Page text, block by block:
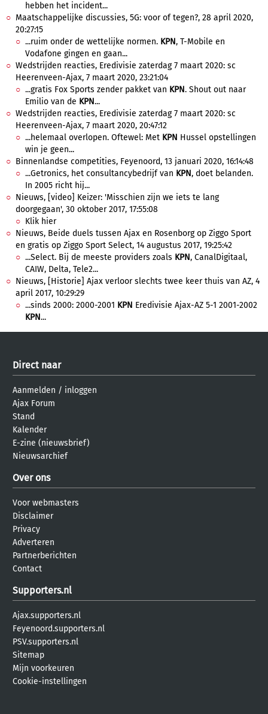
hebben het incident...
Maatschappelijke discussies, 5G: voor of tegen?, 28 april 2020,
20:27:15
...ruim onder de wettelijke normen. KPN, T-Mobile en
Vodafone gingen en gaan...
Wedstrijden reacties, Eredivisie zaterdag 7 maart 2020: sc
Heerenveen-Ajax, 7 maart 2020, 23:21:04
...gratis Fox Sports zender pakket van KPN. Shout out naar
Emilio van de KPN...
Wedstrijden reacties, Eredivisie zaterdag 7 maart 2020: sc
Heerenveen-Ajax, 7 maart 2020, 20:47:12
...helemaal overlopen. Oftewel: Met KPN Hussel opstellingen
win je geen...
Binnenlandse competities, Feyenoord, 13 januari 2020, 16:14:48
...Getronics, het consultancybedrijf van KPN, doet belanden.
In 2005 richt hij...
Nieuws, [video] Keizer: 'Misschien zijn we iets te lang
doorgegaan', 30 oktober 2017, 17:55:08
Klik hier
Nieuws, Beide duels tussen Ajax en Rosenborg op Ziggo Sport
en gratis op Ziggo Sport Select, 14 augustus 2017, 19:25:42
...Select. Bij de meeste providers zoals KPN, CanalDigitaal,
CAIW, Delta, Tele2...
Nieuws, [Historie] Ajax verloor slechts twee keer thuis van AZ, 4
april 2017, 10:29:29
...sinds 2000: 2000-2001 KPN Eredivisie Ajax-AZ 5-1 2001-2002
KPN...
Direct naar
Aanmelden / inloggen
Ajax Forum
Stand
Kalender
E-zine (nieuwsbrief)
Nieuwsarchief
Over ons
Voor webmasters
Disclaimer
Privacy
Adverteren
Partnerberichten
Contact
Supporters.nl
Ajax.supporters.nl
Feyenoord.supporters.nl
PSV.supporters.nl
Sitemap
Mijn voorkeuren
Cookie-instellingen